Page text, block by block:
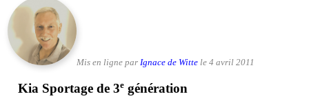
Mis en ligne par Ignace de Witte le 4 avril 2011
Kia Sportage de 3e génération